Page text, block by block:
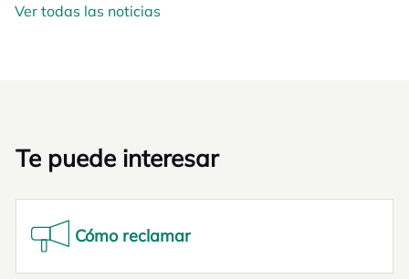
Ver todas las noticias
Te puede interesar
Cómo reclamar